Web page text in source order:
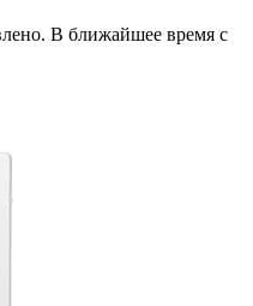
В ближайшее время с